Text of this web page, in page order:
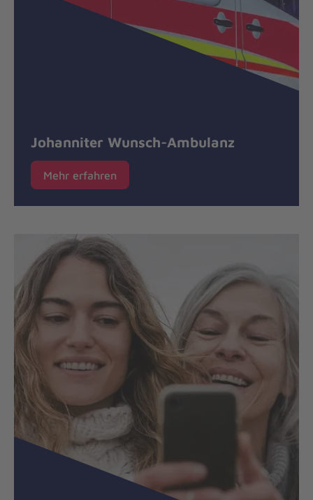
Johanniter Wunsch-Ambulanz
Mehr erfahren